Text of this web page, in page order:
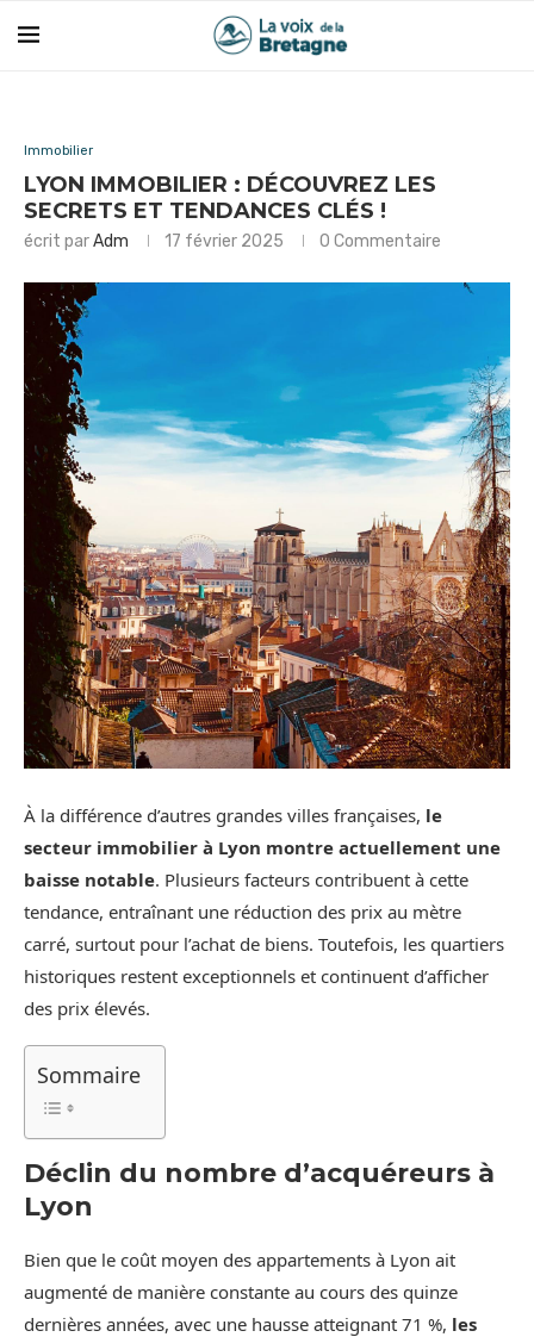
Immobilier
LYON IMMOBILIER : DÉCOUVREZ LES
SECRETS ET TENDANCES CLÉS !
écrit parAdm 17 février 2025 0 Commentaire
À la différence d’autres grandes villes françaises, le
secteur immobilier à Lyon montre actuellement une
baisse notable. Plusieurs facteurs contribuent à cette
tendance, entraînant une réduction des prix au mètre
carré, surtout pour l’achat de biens. Toutefois, les quartiers
historiques restent exceptionnels et continuent d’afficher
des prix élevés.
Sommaire
Déclin du nombre d’acquéreurs à
Lyon
Bien que le coût moyen des appartements à Lyon ait
augmenté de manière constante au cours des quinze
dernières années, avec une hausse atteignant 71 %, les